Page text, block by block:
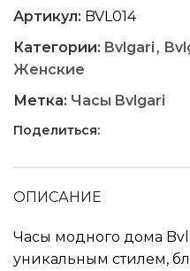
Артикул: BVL014
Категории: Bvlgari ,
Женские
Метка: Часы Bvlgari
Поделиться:
ОПИСАНИЕ
Часы модного дома
уникальным стилем,